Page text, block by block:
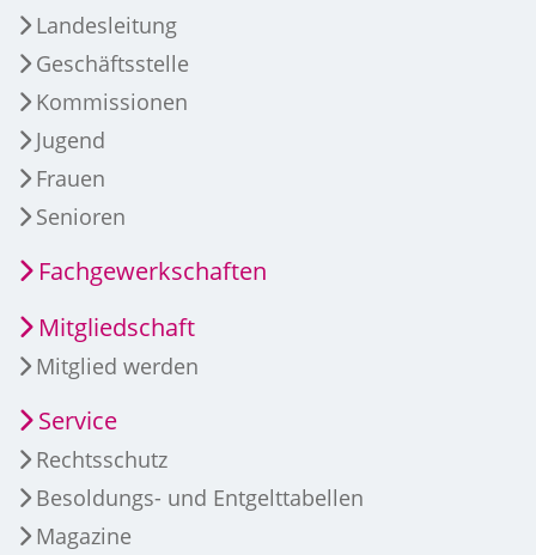
Landesleitung
Geschäftsstelle
Kommissionen
Jugend
Frauen
Senioren
Fachgewerkschaften
Mitgliedschaft
Mitglied werden
Service
Rechtsschutz
Besoldungs- und Entgelttabellen
Magazine